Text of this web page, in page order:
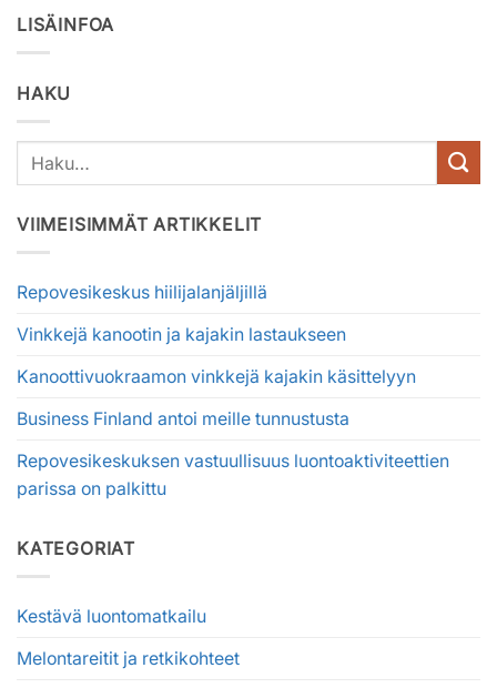
LISÄINFOA
HAKU
VIIMEISIMMÄT ARTIKKELIT
Repovesikeskus hiilijalanjäljillä
Vinkkejä kanootin ja kajakin lastaukseen
Kanoottivuokraamon vinkkejä kajakin käsittelyyn
Business Finland antoi meille tunnustusta
Repovesikeskuksen vastuullisuus luontoaktiviteettien
parissa on palkittu
KATEGORIAT
Kestävä luontomatkailu
Melontareitit ja retkikohteet